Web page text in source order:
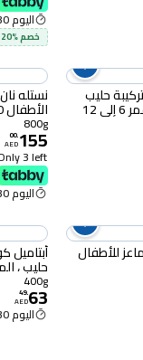
اليوم 8:30 م
خصم %20 إضافي
نستله نان أوبتي برو 2 تركيبة حليب
لمتابعة الرضاعة من عمر 6 إلى 12 الأطفال 800 غرام
800g
155
.
00
AED
3 left
اليوم 8:30 م
للأطفال
400 غرام
400g
63
.
49
AED
اليوم 8:30 م